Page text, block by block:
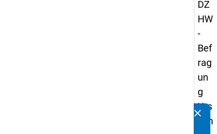
DZ
HW
-
Bef
rag
un
g
Urs
ach
clear